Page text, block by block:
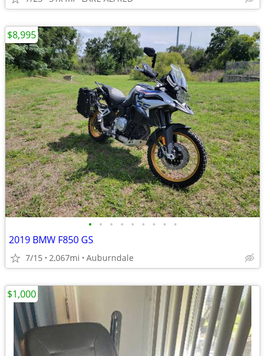
• • • • • • • • •
2019 BMW F850 GS
7/15 2,067mi Auburndale
$8,995
$1,000